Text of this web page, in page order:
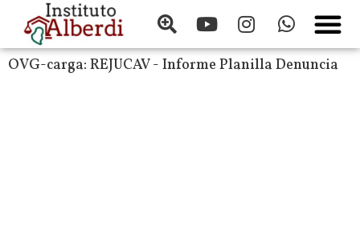
OVG-carga: REJUCAV - Informe Planilla Denuncia